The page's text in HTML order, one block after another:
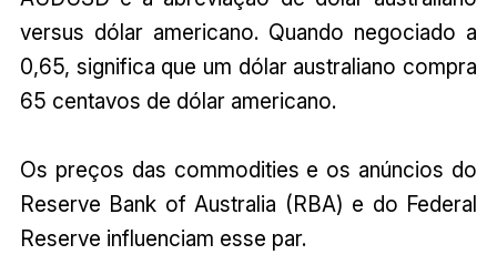
versus dólar americano. Quando negociado a
0,65, significa que um dólar australiano compra
65 centavos de dólar americano.
Os preços das commodities e os anúncios do
Reserve Bank of Australia (RBA) e do Federal
Reserve influenciam esse par.